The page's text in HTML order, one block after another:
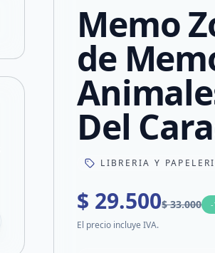
Compartir en Facebook
Compartir en XMemo
de
Del
LIBRERIA Y
$ 29.500$ 33.000 -
El precio incluye IVA.